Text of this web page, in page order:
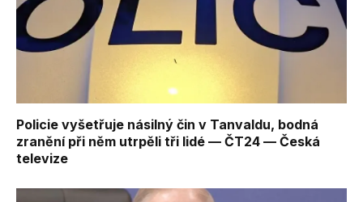
Policie vyšetřuje násilný čin v Tanvaldu, bodná
zranění při něm utrpěli tři lidé — ČT24 — Česká
televize